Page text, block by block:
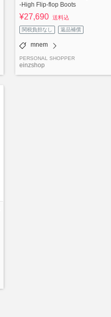
-High Flip-flop Boots
¥27,690 送料込
関税負担なし 返品補償
mnem
PERSONAL SHOPPER
einzshop